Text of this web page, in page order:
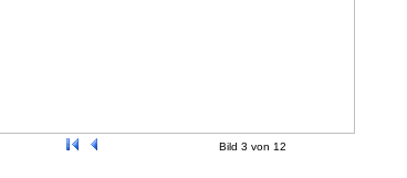
Bild 3 von 12